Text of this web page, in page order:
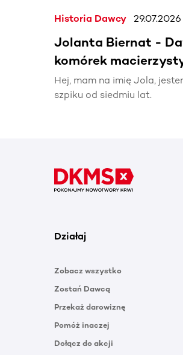
Historia Dawcy 29.07.2026
Jolanta Biernat -
komórek
Hej, mam na imię Jola,
szpiku od siedmiu lat.
Działaj
Zobacz wszystko
Zostań Dawcą
Przekaż darowiznę
Pomóż inaczej
Dołącz do akcji